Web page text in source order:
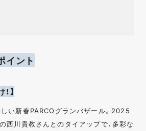
イント
】
い新春PARCOグランバザール。2025
川貴教さんとのタイアップで、多彩な